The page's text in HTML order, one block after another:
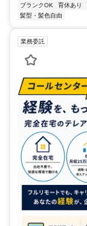
ブランクOK 育休あり
髪型・髪色自由
業務委託